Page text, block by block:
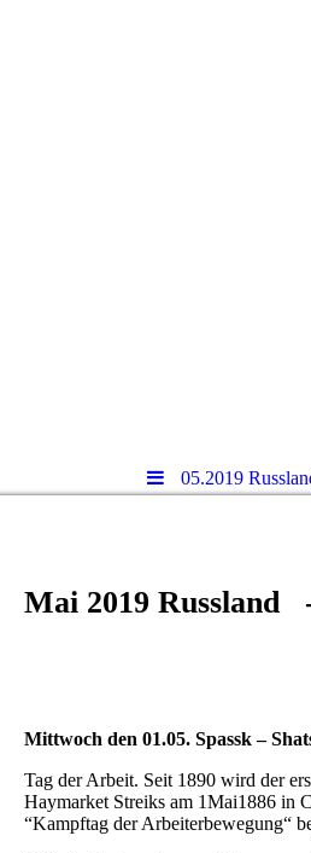
05.2019
Mai 2019
Mittwoch den 01.05. Spassk –
Tag der Arbeit. Seit 1890 wird der
Haymarket Streiks am 1Mai1886 in
“Kampftag der Arbeiterbewegung“